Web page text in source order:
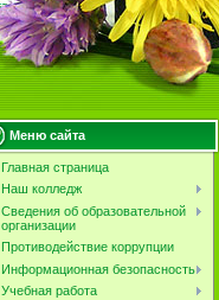
Меню сайта
Главная страница
Наш колледж
Сведения об образовательной
организации
Противодействие коррупции
Информационная безопасность
Учебная работа